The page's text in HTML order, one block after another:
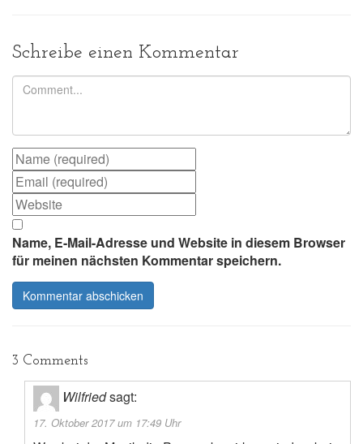
Schreibe einen Kommentar
Name, E-Mail-Adresse und Website in diesem Browser
für meinen nächsten Kommentar speichern.
3 Comments
Wilfriedsagt:
17. Oktober 2017 um 17:49 Uhr